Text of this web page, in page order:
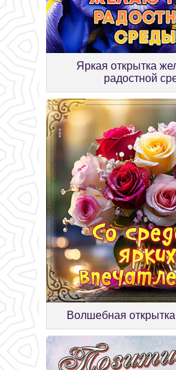
Яркая открытка
радостной
Волшебная